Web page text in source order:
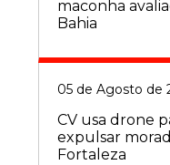
maconha
Bahia
05 de Agosto de
CV usa drone
expulsar
Fortaleza